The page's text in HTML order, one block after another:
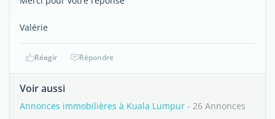
Valérie
Réagir Répondre
Voir aussi
Annonces immobilières à Kuala Lumpur - 26 Annonces